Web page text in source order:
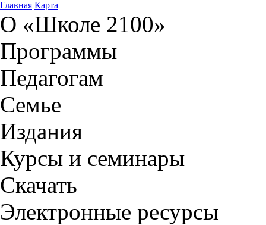
Главная Карта
О «Школе 2100»
Программы
Педагогам
Семье
Издания
Курсы и семинары
Скачать
Электронные ресурсы